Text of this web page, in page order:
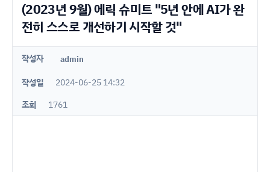
(2023년 9월) 에릭 슈미트 "5년 안에 AI가 완
전히 스스로 개선하기 시작할 것"
작성자 admin
작성일
2024-06-25 14:32
조회
1761